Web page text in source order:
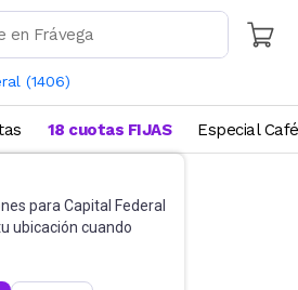
(1406)
para Capital Federal
ubicación cuando
18 cuotas FIJAS Especial Café